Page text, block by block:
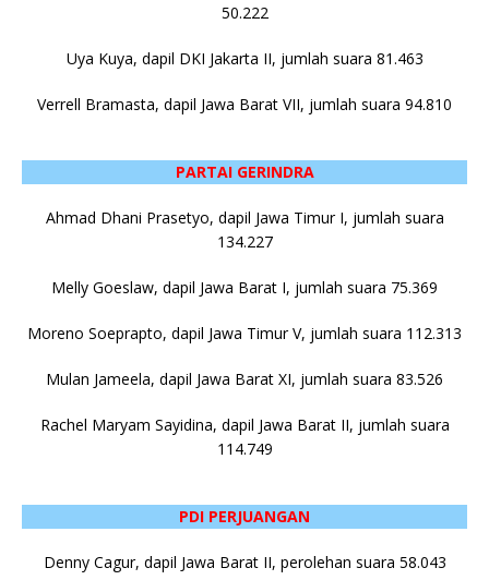
50.222
Uya Kuya, dapil DKI Jakarta II, jumlah suara 81.463
Verrell Bramasta, dapil Jawa Barat VII, jumlah suara 94.810
PARTAI GERINDRA
Ahmad Dhani Prasetyo, dapil Jawa Timur I, jumlah suara
134.227
Melly Goeslaw, dapil Jawa Barat I, jumlah suara 75.369
Moreno Soeprapto, dapil Jawa Timur V, jumlah suara 112.313
Mulan Jameela, dapil Jawa Barat XI, jumlah suara 83.526
Rachel Maryam Sayidina, dapil Jawa Barat II, jumlah suara
114.749
PDI PERJUANGAN
Denny Cagur, dapil Jawa Barat II, perolehan suara 58.043